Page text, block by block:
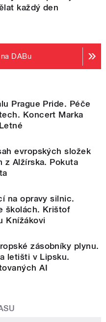
každý den
DABu
Prague Pride. Péče
Koncert Marka
evropských složek
z Alžírska. Pokuta
na opravy silnic.
školách. Krištof
Knížákovi
zásobníky plynu.
letišti v Lipsku.
AI